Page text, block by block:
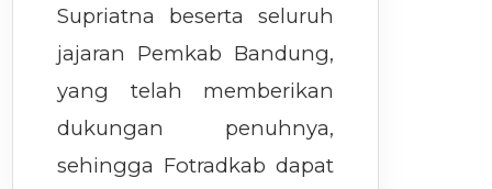
Supriatna beserta seluruh
jajaran Pemkab Bandung,
yang telah memberikan
dukungan penuhnya,
sehingga Fotradkab dapat